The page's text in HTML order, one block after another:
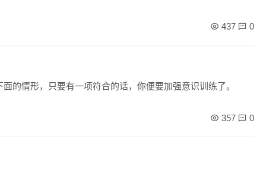
437 0
的情形，只要有一项符合的话，你便要加强意识训练了。
357 0